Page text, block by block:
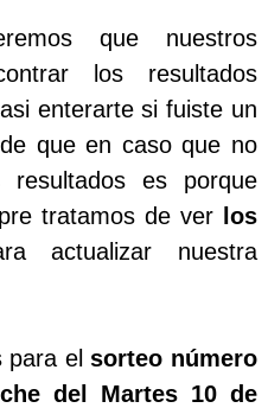
que nuestros
los resultados
enterarte si fuiste un
que en caso que no
resultados es porque
tratamos de ver
los
actualizar nuestra
para elsorteo número
del Martes 10 de